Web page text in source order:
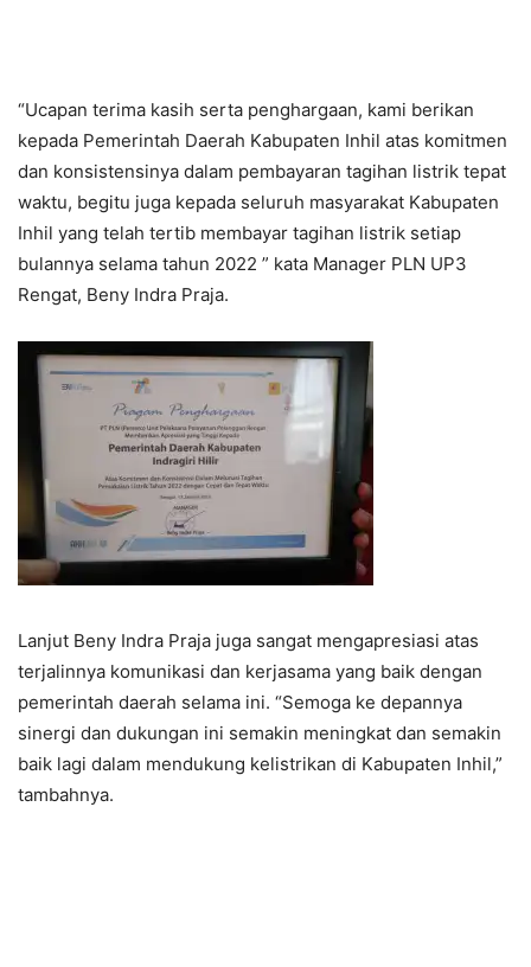
“Ucapan terima kasih serta penghargaan, kami berikan
kepada Pemerintah Daerah Kabupaten Inhil atas komitmen
dan konsistensinya dalam pembayaran tagihan listrik tepat
waktu, begitu juga kepada seluruh masyarakat Kabupaten
Inhil yang telah tertib membayar tagihan listrik setiap
bulannya selama tahun 2022 ” kata Manager PLN UP3
Rengat, Beny Indra Praja.
Lanjut Beny Indra Praja juga sangat mengapresiasi atas
terjalinnya komunikasi dan kerjasama yang baik dengan
pemerintah daerah selama ini. “Semoga ke depannya
sinergi dan dukungan ini semakin meningkat dan semakin
baik lagi dalam mendukung kelistrikan di Kabupaten Inhil,”
tambahnya.